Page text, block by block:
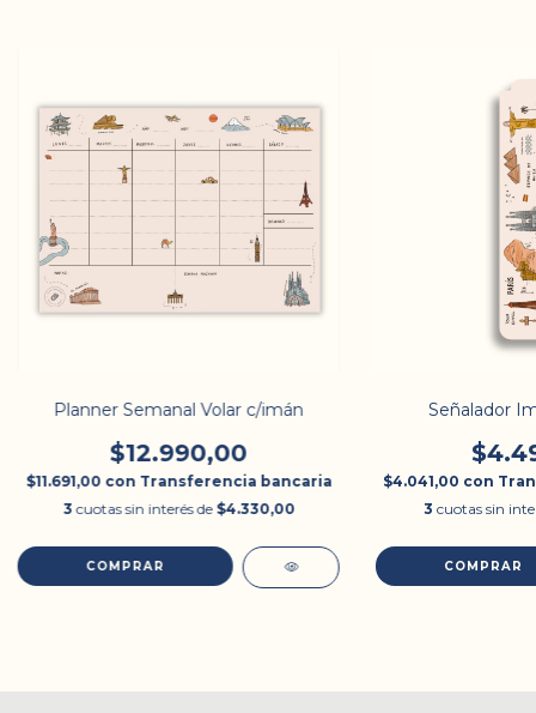
Planner Semanal Volar c/imán
$12.990,00
$11.691,00 con Transferencia bancaria
3 cuotas sin interés de $4.330,00
Señalador
$4.041,00 con
3 cuotas sin